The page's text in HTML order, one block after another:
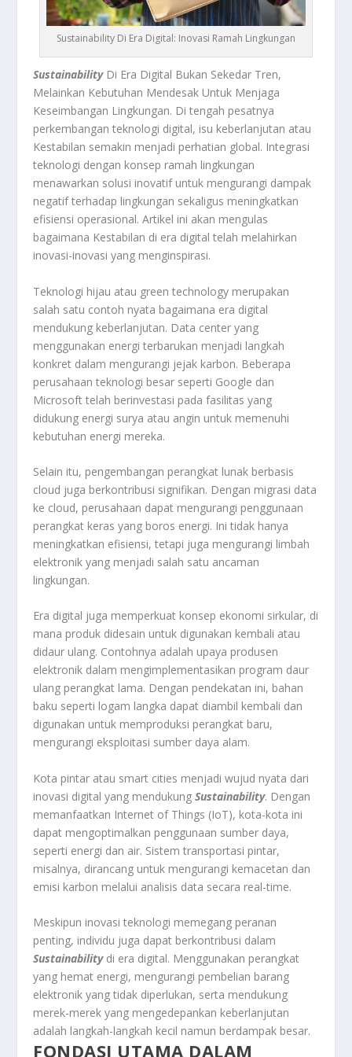
Sustainability Di Era Digital: Inovasi Ramah Lingkungan
SustainabilityDi Era Digital Bukan Sekedar Tren,
Melainkan Kebutuhan Mendesak Untuk Menjaga
Keseimbangan Lingkungan. Di tengah pesatnya
perkembangan teknologi digital, isu keberlanjutan atau
Kestabilan semakin menjadi perhatian global. Integrasi
teknologi dengan konsep ramah lingkungan
menawarkan solusi inovatif untuk mengurangi dampak
negatif terhadap lingkungan sekaligus meningkatkan
efisiensi operasional. Artikel ini akan mengulas
bagaimana Kestabilan di era digital telah melahirkan
inovasi-inovasi yang menginspirasi.
Teknologi hijau atau green technology merupakan
salah satu contoh nyata bagaimana era digital
mendukung keberlanjutan. Data center yang
menggunakan energi terbarukan menjadi langkah
konkret dalam mengurangi jejak karbon. Beberapa
perusahaan teknologi besar seperti Google dan
Microsoft telah berinvestasi pada fasilitas yang
didukung energi surya atau angin untuk memenuhi
kebutuhan energi mereka.
Selain itu, pengembangan perangkat lunak berbasis
cloud juga berkontribusi signifikan. Dengan migrasi data
ke cloud, perusahaan dapat mengurangi penggunaan
perangkat keras yang boros energi. Ini tidak hanya
meningkatkan efisiensi, tetapi juga mengurangi limbah
elektronik yang menjadi salah satu ancaman
lingkungan.
Era digital juga memperkuat konsep ekonomi sirkular, di
mana produk didesain untuk digunakan kembali atau
didaur ulang. Contohnya adalah upaya produsen
elektronik dalam mengimplementasikan program daur
ulang perangkat lama. Dengan pendekatan ini, bahan
baku seperti logam langka dapat diambil kembali dan
digunakan untuk memproduksi perangkat baru,
mengurangi eksploitasi sumber daya alam.
Kota pintar atau smart cities menjadi wujud nyata dari
inovasi digital yang mendukungSustainability. Dengan
memanfaatkan Internet of Things (IoT), kota-kota ini
dapat mengoptimalkan penggunaan sumber daya,
seperti energi dan air. Sistem transportasi pintar,
misalnya, dirancang untuk mengurangi kemacetan dan
emisi karbon melalui analisis data secara real-time.
Meskipun inovasi teknologi memegang peranan
penting, individu juga dapat berkontribusi dalam
Sustainabilitydi era digital. Menggunakan perangkat
yang hemat energi, mengurangi pembelian barang
elektronik yang tidak diperlukan, serta mendukung
merek-merek yang mengedepankan keberlanjutan
adalah langkah-langkah kecil namun berdampak besar.
FONDASI UTAMA DALAM